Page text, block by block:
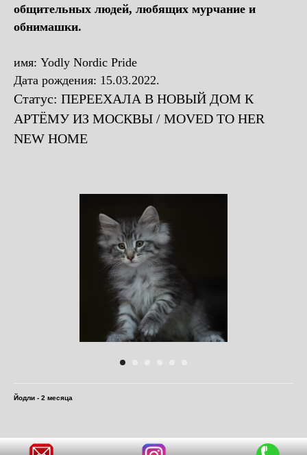
общительных людей, любящих мурчание и
обнимашки.
имя: Yodly Nordic Pride
Дата рождения: 15.03.2022.
Статус: ПЕРЕЕХАЛА В НОВЫЙ ДОМ К
АРТЁМУ ИЗ МОСКВЫ / MOVED TO HER
NEW HOME
Йодли - 2 месяца